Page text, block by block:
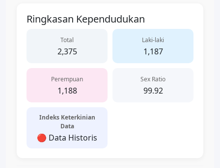
Ringkasan Kependudukan
Total
2,375
Laki-laki
1,187
Perempuan
1,188
Sex Ratio
99.92
Indeks Keterkinian
Data
🔴 Data Historis